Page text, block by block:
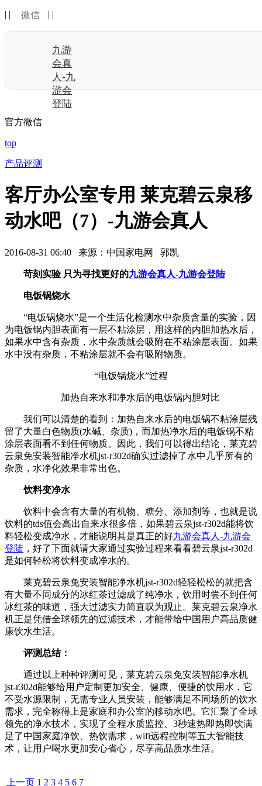
| | 微信 | |
九游
会真
人-九
游会
登陆
官方微信
top
产品评测
客厅办公室专用 莱克碧云泉移
动水吧（7）-九游会真人
2016-08-31 06:40 来源：中国家电网 郭凯
苛刻实验 只为寻找更好的九游会真人-九游会登陆
电饭锅烧水
“电饭锅烧水”是一个生活化检测水中杂质含量的实验，因
为电饭锅内胆表面有一层不粘涂层，用这样的内胆加热水后，
如果水中含有杂质，水中杂质就会吸附在不粘涂层表面。如果
水中没有杂质，不粘涂层就不会有吸附物质。
“电饭锅烧水”过程
加热自来水和净水后的电饭锅内胆对比
我们可以清楚的看到：加热自来水后的电饭锅不粘涂层残
留了大量白色物质(水碱、杂质)，而加热净水后的电饭锅不粘
涂层表面看不到任何物质。因此，我们可以得出结论，莱克碧
云泉免安装智能净水机jst-r302d确实过滤掉了水中几乎所有的
杂质，水净化效果非常出色。
饮料变净水
饮料中会含有大量的有机物、糖分、添加剂等，也就是说
饮料的tds值会高出自来水很多倍，如果碧云泉jst-r302d能将饮
料轻松变成净水，才能说明其是真正的好九游会真人-九游会
登陆 ，好了下面就请大家通过实验过程来看看碧云泉jst-r302d
是如何轻松将饮料变成净水的。
莱克碧云泉免安装智能净水机jst-r302d轻轻松松的就把含
有大量不同成分的冰红茶过滤成了纯净水，饮用时尝不到任何
冰红茶的味道，强大过滤实力简直叹为观止。莱克碧云泉净水
机正是凭借全球领先的过滤技术，才能带给中国用户高品质健
康饮水生活。
评测总结：
通过以上种种评测可见，莱克碧云泉免安装智能净水机
jst-r302d能够给用户定制更加安全、健康、便捷的饮用水，它
不受水源限制，无需专业人员安装，能够满足不同场所的饮水
需求，完全称得上是家庭和办公室的移动水吧。它汇聚了全球
领先的净水技术，实现了全程水质监控、3秒速热即热即饮满
足了中国家庭净饮、热饮需求，wifi远程控制等五大智能技
术，让用户喝水更加安心省心，尽享高品质水生活。
上一页 1 2 3 4 5 6 7